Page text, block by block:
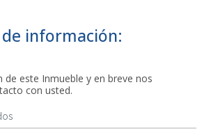
información:
de este Inmueble y en breve nos
con usted.